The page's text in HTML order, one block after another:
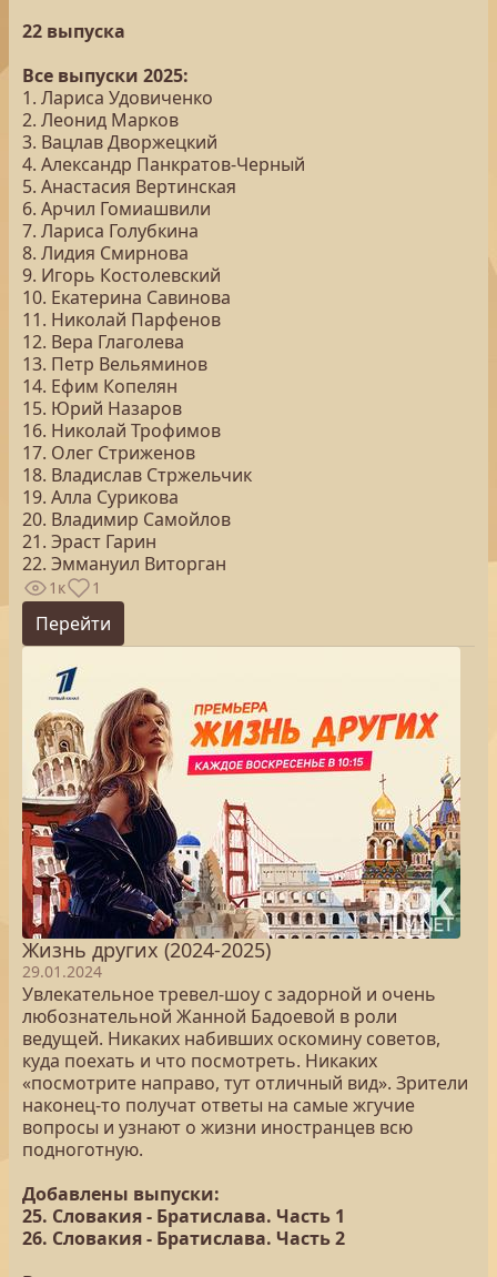
22 выпуска
Все выпуски 2025:
1. Лариса Удовиченко
2. Леонид Марков
3. Вацлав Дворжецкий
4. Александр Панкратов-Черный
5. Анастасия Вертинская
6. Арчил Гомиашвили
7. Лариса Голубкина
8. Лидия Смирнова
9. Игорь Костолевский
10. Екатерина Савинова
11. Николай Парфенов
12. Вера Глаголева
13. Петр Вельяминов
14. Ефим Копелян
15. Юрий Назаров
16. Николай Трофимов
17. Олег Стриженов
18. Владислав Стржельчик
19. Алла Сурикова
20. Владимир Самойлов
21. Эраст Гарин
22. Эммануил Виторган
1к 1
Перейти
Жизнь других (2024-2025)
29.01.2024
Увлекательное тревел-шоу с задорной и очень
любознательной Жанной Бадоевой в роли
ведущей. Никаких набивших оскомину советов,
куда поехать и что посмотреть. Никаких
«посмотрите направо, тут отличный вид». Зрители
наконец-то получат ответы на самые жгучие
вопросы и узнают о жизни иностранцев всю
подноготную.
Добавлены выпуски:
25. Словакия - Братислава. Часть 1
26. Словакия - Братислава. Часть 2